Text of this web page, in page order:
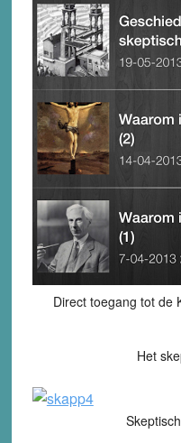
Direct toegang tot de
Het